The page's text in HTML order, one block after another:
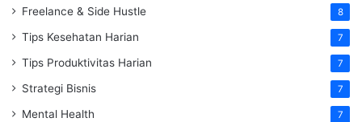
Freelance & Side Hustle 8
Tips Kesehatan Harian 7
Tips Produktivitas Harian 7
Strategi Bisnis 7
Mental Health 7